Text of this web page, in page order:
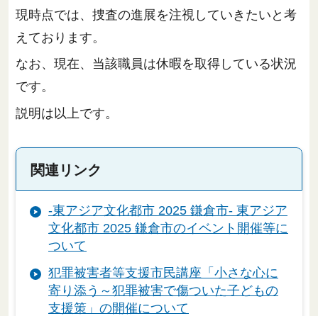
現時点では、捜査の進展を注視していきたいと考
えております。
なお、現在、当該職員は休暇を取得している状況
です。
説明は以上です。
関連リンク
-東アジア文化都市 2025 鎌倉市- 東アジア
文化都市 2025 鎌倉市のイベント開催等に
ついて
犯罪被害者等支援市民講座「小さな心に
寄り添う～犯罪被害で傷ついた子どもの
支援策」の開催について